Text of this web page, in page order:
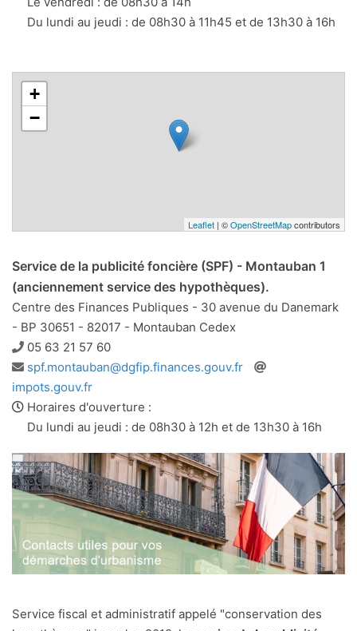
Du lundi au jeudi : de 08h30 à 11h45 et de 13h30 à 16h
+
−
Leaflet | ©OpenStreetMapcontributors
Service de la publicité foncière (SPF) - Montauban 1
(anciennement service des hypothèques).
Centre des Finances Publiques - 30 avenue du Danemark
- BP 30651 - 82017 - Montauban Cedex
Téléphone
05 63 21 57 60
Adresse
e-
mail
spf.montauban@dgfip.finances.gouv.fr
impots.gouv.fr
Horaires d'ouverture :
Du lundi au jeudi : de 08h30 à 12h et de 13h30 à 16h
Service fiscal et administratif appelé "conservation des